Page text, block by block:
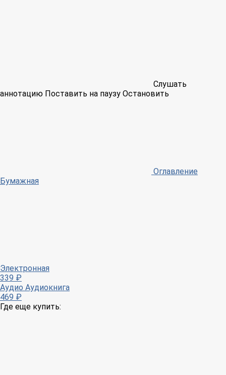
Слушать
аннотацию Поставить на паузу Остановить
Оглавление
Бумажная
Электронная
339 ₽
Аудио Аудиокнига
469 ₽
Где еще купить: